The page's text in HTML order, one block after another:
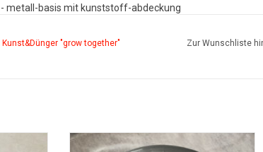
- metall-basis mit kunststoff-abdeckung
Kunst&Dünger "grow together" Zur Wunschliste